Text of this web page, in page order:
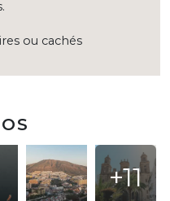
ou cachés
+11